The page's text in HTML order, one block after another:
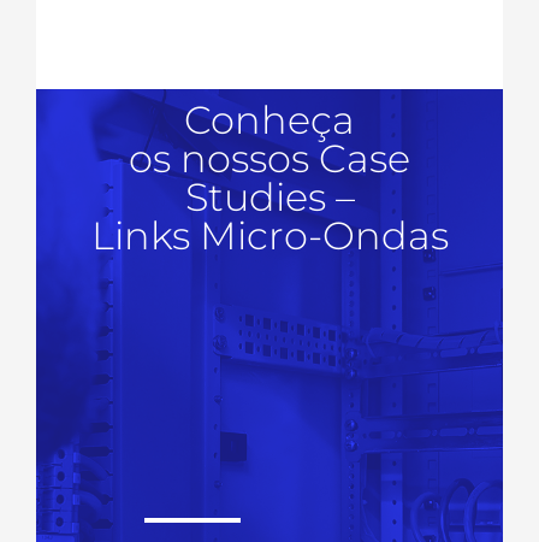
Conheça
os nossos Case
Studies –
Links Micro-Ondas